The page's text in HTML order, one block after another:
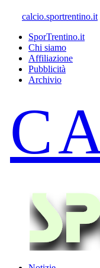
calcio.sportrentino.it
SporTrentino.it
Chi siamo
Affiliazione
Pubblicità
Archivio